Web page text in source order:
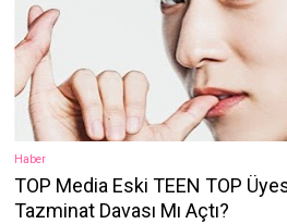
Haber
TOP Media Eski TEEN TOP
Tazminat Davası Mı Açtı?